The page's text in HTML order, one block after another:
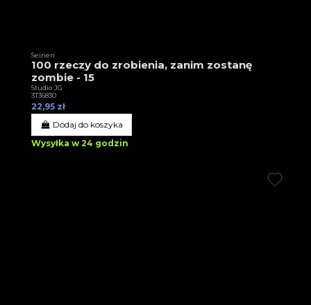
Seinen
100 rzeczy do zrobienia, zanim zostanę
zombie - 15
Studio JG
3T36830
22,95 zł
Dodaj do koszyka
Wysyłka w 24 godzin